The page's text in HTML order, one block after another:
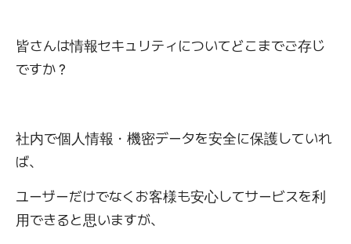
皆さんは情報セキュリティについてどこまでご存じ
ですか？
社内で個人情報・機密データを安全に保護していれ
ば、
ユーザーだけでなくお客様も安心してサービスを利
用できると思いますが、